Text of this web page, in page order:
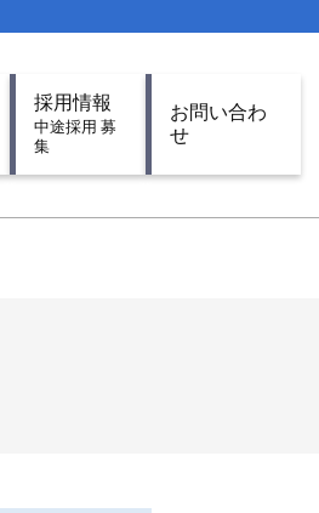
採用情報
中途採用 募
集
お問い合わ
せ